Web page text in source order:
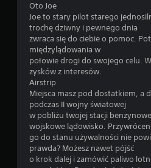
Oto Joe
Joe to stary pilot starego
trochę dziwny i pewnego dnia
zwraca się do ciebie o pomoc.
międzylądowania w
połowie drogi do swojego celu.
zysków z interesów.
Airstrip
Miejsca masz pod dostatkiem, a
podczas II wojny światowej
w pobliżu twojej stacji
wojskowe lądowisko.
go do stanu używalności nie
prawda? Możesz nawet pójść
o krok dalej i zamówić paliwo